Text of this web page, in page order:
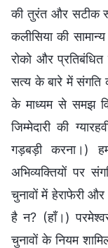
की तुरंत और सटीक
कलीसिया की
रोको और
सत्य के बारे में संगति
के माध्यम से समझ
जिम्मेदारी की
गड़बड़ी करना।)
अभिव्यक्तियों पर
चुनावों में हेराफेरी
है न? (हाँ।)
चुनावों के नियम